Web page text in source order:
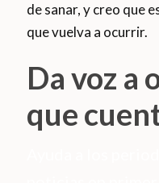
de sanar, y creo que
que vuelva a ocurrir.
Da voz a
que